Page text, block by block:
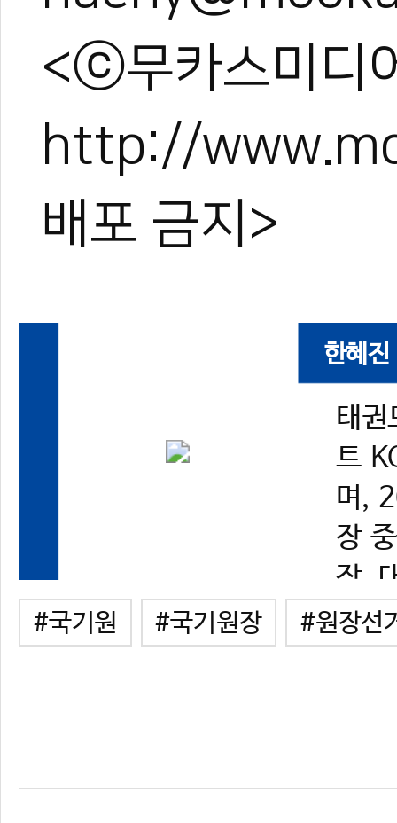
<ⓒ무카스미디
http://
배포 금지>